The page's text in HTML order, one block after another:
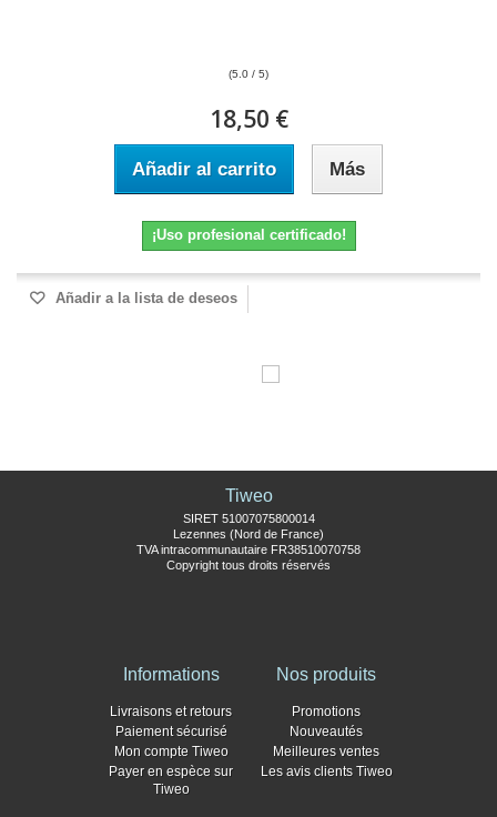
(5.0 / 5)
18,50 €
Añadir al carrito Más
¡Uso profesional certificado!
Añadir a la lista de deseos
Tiweo
SIRET 51007075800014
Lezennes (Nord de France)
TVA intracommunautaire FR38510070758
Copyright tous droits réservés
Informations
Livraisons et retours
Paiement sécurisé
Mon compte Tiweo
Payer en espèce sur
Tiweo
Nos produits
Promotions
Nouveautés
Meilleures ventes
Les avis clients Tiweo